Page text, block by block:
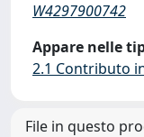
W4297900742
Appare nelle
2.1 Contributo
File in questo